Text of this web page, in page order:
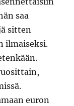
saa
sitten
ilmaiseksi.
euron